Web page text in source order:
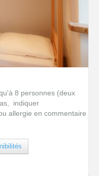
8 personnes (deux
indiquer
allergie en commentaire